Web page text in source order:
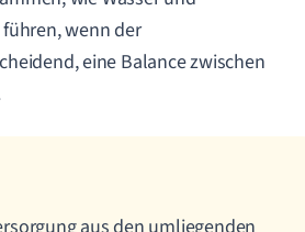
wenn der
eine Balance zwischen